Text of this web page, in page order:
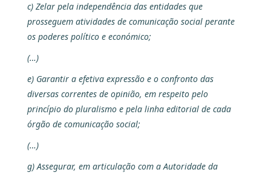
c) Zelar pela independência das entidades que
prosseguem atividades de comunicação social perante
os poderes político e económico;
(…)
e) Garantir a efetiva expressão e o confronto das
diversas correntes de opinião, em respeito pelo
princípio do pluralismo e pela linha editorial de cada
órgão de comunicação social;
(…)
g) Assegurar, em articulação com a Autoridade da